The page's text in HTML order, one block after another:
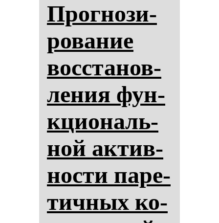
Прог­но­зи­
ро­ва­ние
вос­ста­нов­
ле­ния фун­
кци­ональ­
ной ак­тив­
нос­ти па­ре­
тич­ных ко­